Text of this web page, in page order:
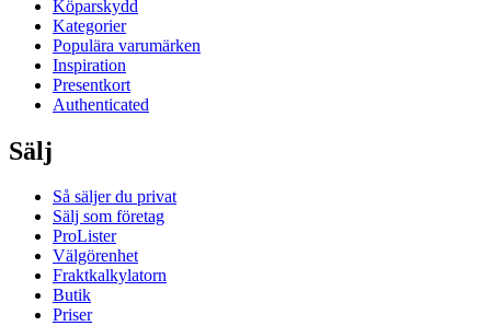
Köparskydd
Kategorier
Populära varumärken
Inspiration
Presentkort
Authenticated
Sälj
Så säljer du privat
Sälj som företag
ProLister
Välgörenhet
Fraktkalkylatorn
Butik
Priser